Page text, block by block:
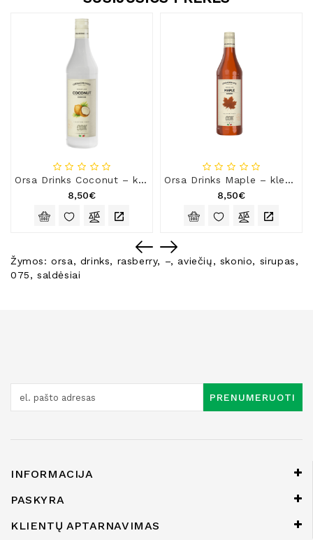
Orsa Drinks Coconut – kokoso riešutų skonio sirupas, 0,75 l
8,50€
Orsa Drinks Maple – klevų skonio sirupas, 0,75 l
8,50€
Žymos:orsa, drinks, rasberry, –, aviečių, skonio, sirupas,
075,saldėsiai
PRENUMERUOTI
INFORMACIJA
PASKYRA
KLIENTŲ APTARNAVIMAS